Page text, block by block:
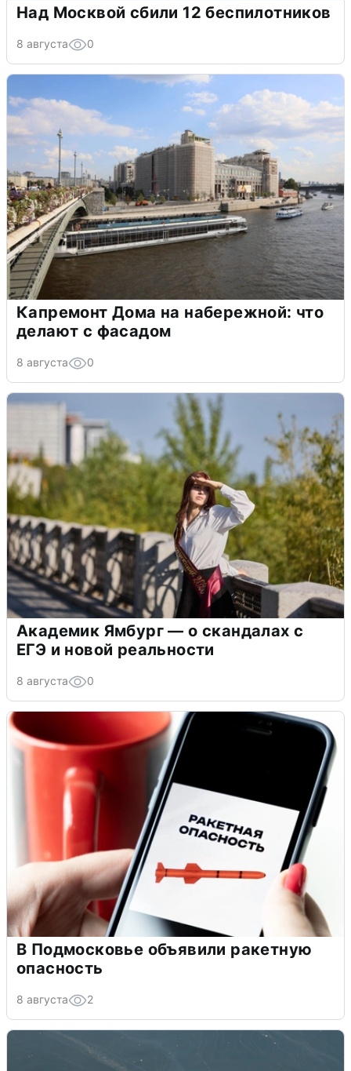
Над Москвой сбили 12 беспилотников
8 августа 0
Капремонт Дома на набережной: что
делают с фасадом
8 августа 0
Академик Ямбург — о скандалах с
ЕГЭ и новой реальности
8 августа 0
В Подмосковье объявили ракетную
опасность
8 августа 2